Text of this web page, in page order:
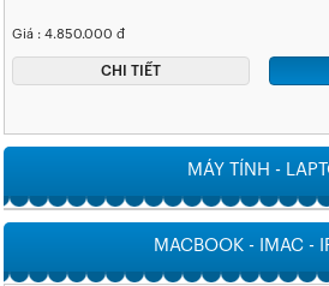
Giá : 4.850.000 đ
CHI TIẾT
MÁY TÍNH -
MACBOOK - IMAC -